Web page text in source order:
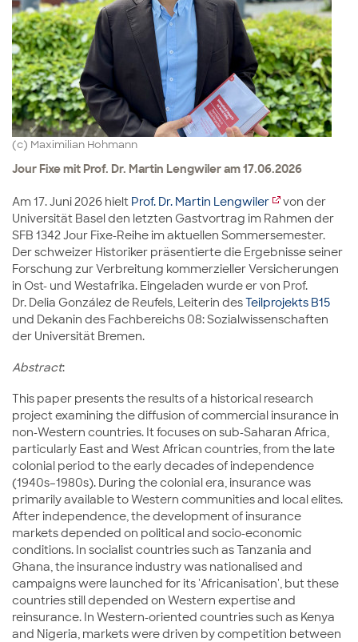
(c) Maximilian Hohmann
Jour Fixe mit Prof. Dr. Martin Lengwiler am 17.06.2026
Am 17. Juni 2026 hielt Prof. Dr. Martin Lengwiler
von der
Universität Basel den letzten Gastvortrag im Rahmen der
SFB 1342 Jour Fixe-Reihe im aktuellen Sommersemester.
Der schweizer Historiker präsentierte die Ergebnisse seiner
Forschung zur Verbreitung kommerzieller Versicherungen
in Ost- und Westafrika. Eingeladen wurde er von Prof.
Dr. Delia González de Reufels, Leiterin desTeilprojekts B15
und Dekanin des Fachbereichs 08: Sozialwissenschaften
der Universität Bremen.
Abstract:
This paper presents the results of a historical research
project examining the diffusion of commercial insurance in
non-Western countries. It focuses on sub-Saharan Africa,
particularly East and West African countries, from the late
colonial period to the early decades of independence
(1940s–1980s). During the colonial era, insurance was
primarily available to Western communities and local elites.
After independence, the development of insurance
markets depended on political and socio-economic
conditions. In socialist countries such as Tanzania and
Ghana, the insurance industry was nationalised and
campaigns were launched for its 'Africanisation', but these
countries still depended on Western expertise and
reinsurance. In Western-oriented countries such as Kenya
and Nigeria, markets were driven by competition between